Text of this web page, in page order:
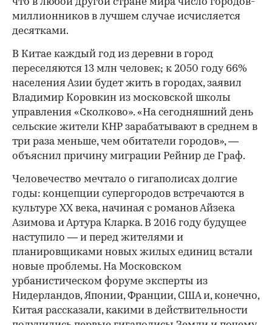
миллионников в лучшем случае исчисляется
десятками.
В Китае каждый год из деревни в город
переселяются 13 млн человек; к 2050 году 66%
населения Азии будет жить в городах, заявил
Владимир Коровкин из московской школы
управления «Сколково». «На сегодняшний день
сельские жители КНР зарабатывают в среднем в
три раза меньше, чем обитатели городов», —
объяснил причину миграции Рейнир де Граф.
Человечество мечтало о гигаполисах долгие
годы: концепции супергородов встречаются в
культуре XX века, начиная с романов Айзека
Азимова и Артура Кларка. В 2016 году будущее
наступило — и перед жителями и
планировщиками новых жилых единиц встали
новые проблемы. На Московском
урбанистическом форуме эксперты из
Нидерландов, Японии, Франции, США и, конечно,
Китая рассказали, какими в действительности